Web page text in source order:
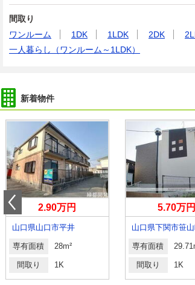
間取り
ワンルーム
1DK 1LDK 2DK
一人暮らし（ワンルーム～1LDK）
新着物件
2.90万円
山口県山口市平井
専有面積 28m²
間取り 1K
5.70万円
山口県下関市笹
専有面積
間取り 1K